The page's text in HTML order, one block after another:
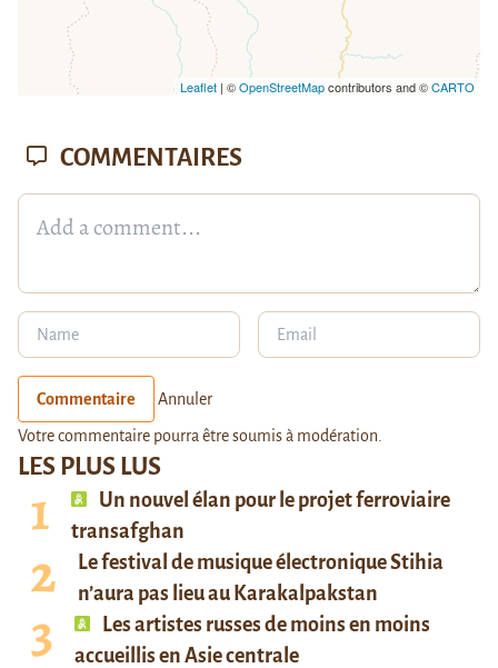
Leaflet| ©OpenStreetMapcontributors and ©CARTO
LES PLUS LUS
Un nouvel élan pour le projet ferroviaire
transafghan
Le festival de musique électronique Stihia
n’aura pas lieu au Karakalpakstan
Les artistes russes de moins en moins
accueillis en Asie centrale
COMMENTAIRES
Commentaire Annuler
Votre commentaire pourra être soumis à modération.